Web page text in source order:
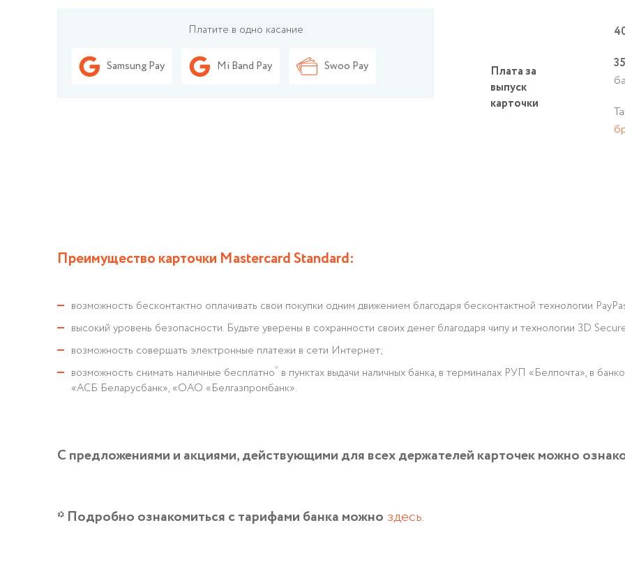
Платите в одно касание
Samsung Pay Mi Band Pay Swoo Pay
Плата за
выпуск
карточки
Преимущество карточки Mastercard Standard:
возможность бесконтактно оплачивать свои покупки одним движением благодаря бесконтактной технологии
высокий уровень безопасности. Будьте уверены в сохранности своих денег благодаря чипу и технологии 3D
возможность совершать электронные платежи в сети Интернет;
возможность снимать наличные бесплатно* в пунктах выдачи наличных банка, в терминалах РУП «Белпочта», в
«АСБ Беларусбанк», «ОАО «Белгазпромбанк».
С предложениями и акциями, действующими для всех держателей карточек можно
* Подробно ознакомиться с тарифами банка можно здесь.